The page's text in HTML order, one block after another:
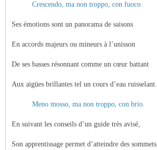
Crescendo, ma non troppo, con fuoco
Ses émotions sont un panorama de saisons
En accords majeurs ou mineurs à l’unisson
De ses basses résonnant comme un cœur battant
Aux aigües brillantes tel un cours d’eau ruisselant.
Meno mosso, ma non troppo, con brio.
En suivant les conseils d’un guide très avisé,
Son apprentissage permet d’atteindre des sommets